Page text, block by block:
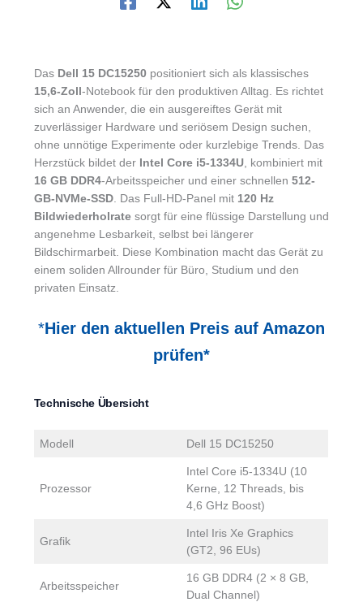
Das Dell 15 DC15250positioniert sich als klassisches
15,6-Zoll -Notebook für den produktiven Alltag. Es richtet
sich an Anwender, die ein ausgereiftes Gerät mit
zuverlässiger Hardware und seriösem Design suchen,
ohne unnötige Experimente oder kurzlebige Trends. Das
Herzstück bildet der Intel Core i5-1334U, kombiniert mit
16 GB DDR4-Arbeitsspeicher und einer schnellen 512-
GB-NVMe-SSD. Das Full-HD-Panel mit 120 Hz
Bildwiederholratesorgt für eine flüssige Darstellung und
angenehme Lesbarkeit, selbst bei längerer
Bildschirmarbeit. Diese Kombination macht das Gerät zu
einem soliden Allrounder für Büro, Studium und den
privaten Einsatz.
*Hier den aktuellen Preis auf Amazon
prüfen*
Technische Übersicht
Modell Dell 15 DC15250
Prozessor
Intel Core i5-1334U (10
Kerne, 12 Threads, bis
4,6 GHz Boost)
Grafik
Intel Iris Xe Graphics
(GT2, 96 EUs)
Arbeitsspeicher
16 GB DDR4 (2 × 8 GB,
Dual Channel)